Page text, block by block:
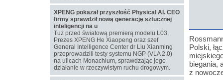
Polski,
biegania,
z
XPENG pokazał przyszłość Physical AI. CEO
firmy sprawdził nową generację sztucznej
inteligencji na u
Tuż przed światową premierą modelu L03,
Prezes XPENG He Xiaopeng oraz szef
General Intelligence Center dr Liu Xianming
przeprowadzili testy systemu NGP (VLA 2.0)
na ulicach Monachium, sprawdzając jego
działanie w rzeczywistym ruchu drogowym.